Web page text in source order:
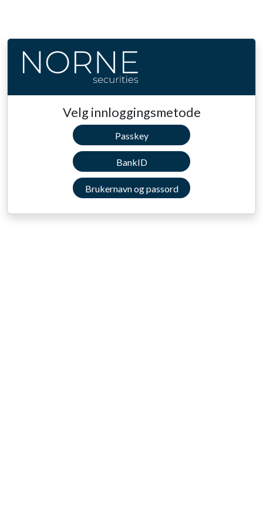
Velg innloggingsmetode
Passkey
BankID
Brukernavn og passord